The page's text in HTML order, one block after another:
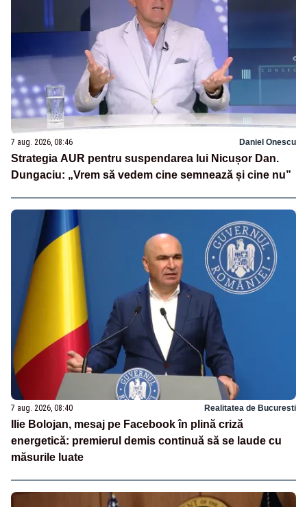
7 aug. 2026, 08:46 Daniel Onescu
Strategia AUR pentru suspendarea lui Nicușor Dan.
Dungaciu: „Vrem să vedem cine semnează și cine nu”
7 aug. 2026, 08:40 Realitatea de Bucuresti
Ilie Bolojan, mesaj pe Facebook în plină criză
energetică: premierul demis continuă să se laude cu
măsurile luate